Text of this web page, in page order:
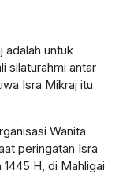
adalah untuk
silaturahmi antar
Isra Mikraj itu
Wanita
peringatan Isra
H, di Mahligai